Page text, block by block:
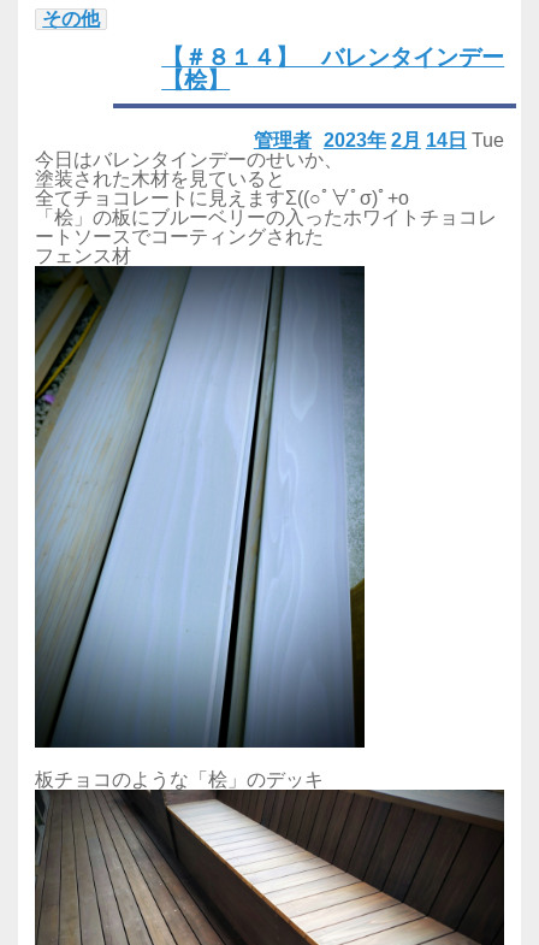
その他
【＃８１４】 バレンタインデー
【桧】
2023年 2月 14日 Tue
管理者
今日はバレンタインデーのせいか、
塗装された木材を見ていると
全てチョコレートに見えますΣ((○ﾟ∀ﾟσ)ﾟ+o
「桧」の板にブルーベリーの入ったホワイトチョコレ
ートソースでコーティングされた
フェンス材
板チョコのような「桧」のデッキ